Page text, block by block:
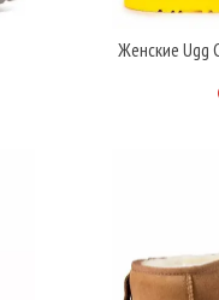
Женские Ugg